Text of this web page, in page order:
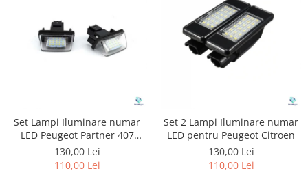
Set Lampi Iluminare numar
LED Peugeot Partner 407
Citroen C4
130,00 Lei
110,00 Lei
Set 2 Lampi Iluminare numar
LED pentru Peugeot Citroen
130,00 Lei
110,00 Lei